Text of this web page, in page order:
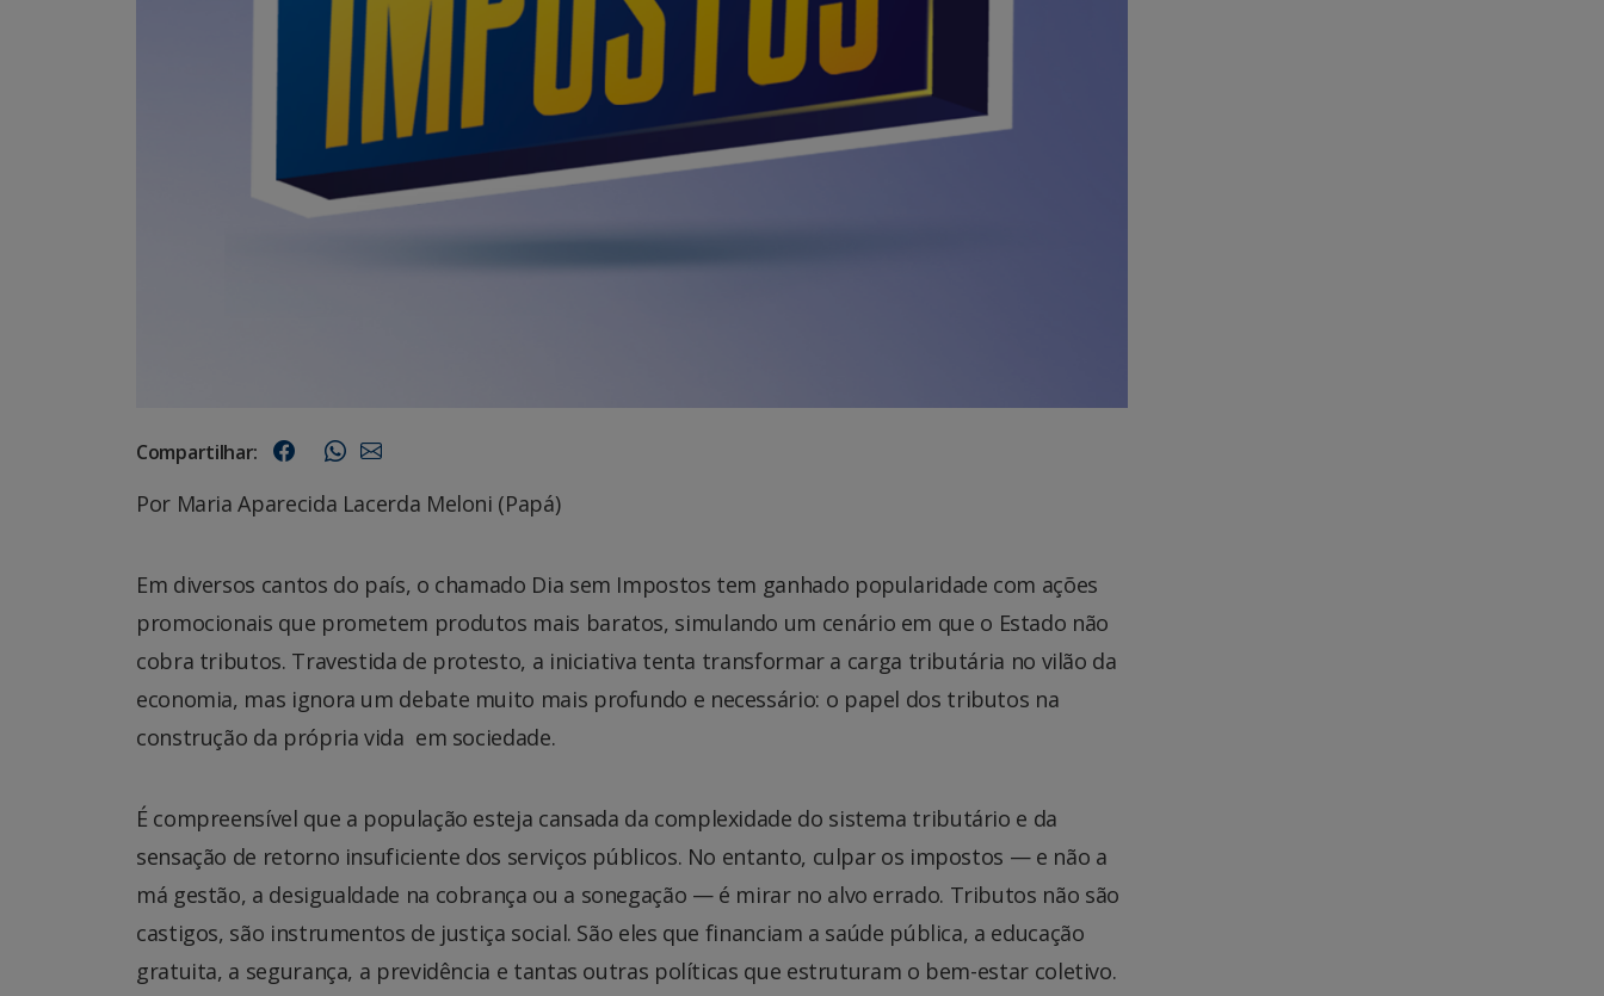
Compartilhar:
Por Maria Aparecida Lacerda Meloni (Papá)
Em diversos cantos do país, o chamado Dia sem Impostos tem ganhado popularidade com ações
promocionais que prometem produtos mais baratos, simulando um cenário em que o Estado não
cobra tributos. Travestida de protesto, a iniciativa tenta transformar a carga tributária no vilão da
economia, mas ignora um debate muito mais profundo e necessário: o papel dos tributos na
construção da própria vida em sociedade.
É compreensível que a população esteja cansada da complexidade do sistema tributário e da
sensação de retorno insuficiente dos serviços públicos. No entanto, culpar os impostos — e não a
má gestão, a desigualdade na cobrança ou a sonegação — é mirar no alvo errado. Tributos não são
castigos, são instrumentos de justiça social. São eles que financiam a saúde pública, a educação
gratuita, a segurança, a previdência e tantas outras políticas que estruturam o bem-estar coletivo.